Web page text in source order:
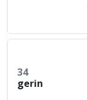
34
gerin